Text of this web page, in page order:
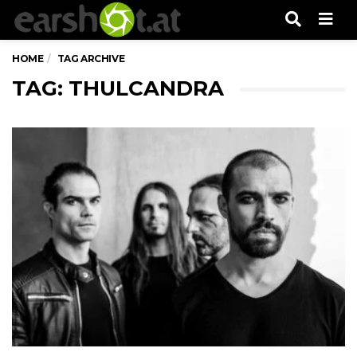
HOME TAG ARCHIVE
TAG: THULCANDRA